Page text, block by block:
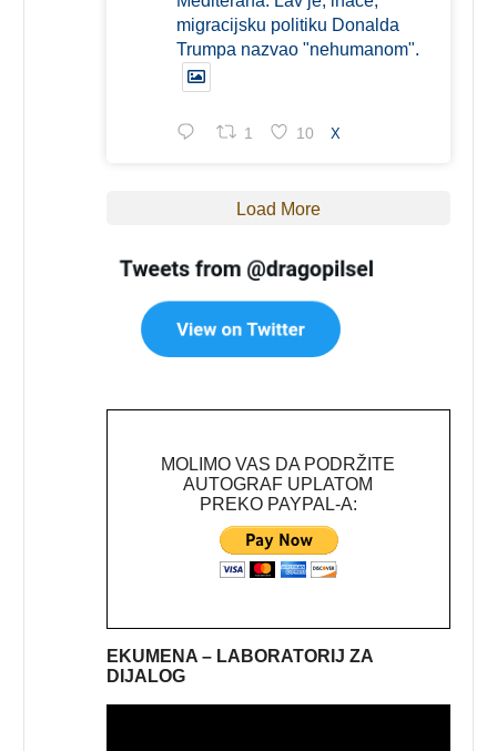
migracijsku politiku Donalda
Trumpa nazvao "nehumanom".
1 10 X
Load More
MOLIMO VAS DA PODRŽITE
AUTOGRAF UPLATOM
PREKO PAYPAL-A:
EKUMENA – LABORATORIJ ZA
DIJALOG